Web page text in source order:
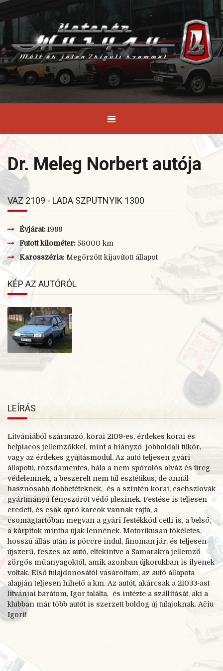
Dr. Meleg Norbert autója
VAZ 2109 - LADA SZPUTNYIK 1300
Évjárat: 1988
Futott kilométer: 56000 km
Karosszéria: Megőrzött kijavított állapot
KÉP AZ AUTÓRÓL
LEÍRÁS
Litvániából származó, korai 2109-es, érdekes korai és
belpiacos jellemzőkkel, mint a hiányzó jobboldali tükör,
vagy az érdekes gyújtásmodul. Az autó teljesen gyári
állapotú, rozsdamentes, hála a nem spórolós alváz és üreg
védelemnek, a beszerelt nem túl esztétikus, de annál
hasznosabb dobbetéteknek, és a szintén korai, csehszlovák
gyártmányú fényszórót védő plexinek. Festése is teljesen
eredeti, és csak apró karcok vannak rajta, a
csomagtartóban megvan a gyári festékkód cetli is, a belső,
a kárpitok mintha újak lennének. Motorikusan tökéletes,
hosszú állás után is pöccre indul, finoman jár, és teljesen
újszerű, feszes az autó, eltekintve a Samarákra jellemző
zörgős műanyagoktól, amik azonban újkorukban is ilyenek
voltak. Első tulajdonosától vásároltam, az autó állapota
alapján teljesen hihető a km. Az autót, akárcsak a 21033-ast
litvániai barátom, Igor találta, és intézte a szállítását, aki a
klubban már több autót is szerzett boldog új tulajoknak. Ačiu
Igori!